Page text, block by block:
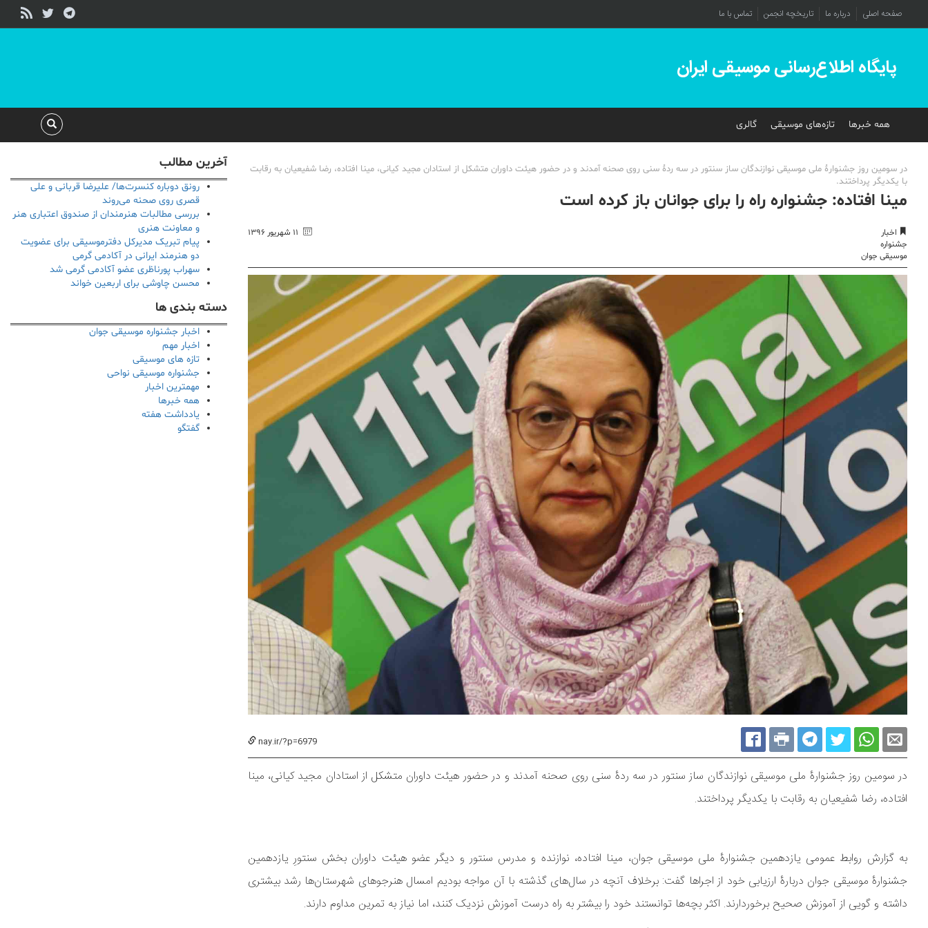
صفحه اصلی درباره ما تاریخچه انجمن تماس با ما
پایگاه اطلاع‌رسانی موسیقی ایران
همه خبرها تازه‌های موسیقی گالری
در سومین روز جشنوارۀ ملی موسیقی نوازندگان ساز سنتور در سه ردۀ سنی روی صحنه آمدند و در حضور هیئت داوران متشکل از استادان مجید کیانی، مینا افتاده، رضا شفیعیان به رقابت
با یکدیگر پرداختند.
مینا افتاده: جشنواره راه را برای جوانان باز کرده است
اخبار
جشنواره
موسیقی جوان
۱۱ شهریور ۱۳۹۶
nay.ir/?p=6979
در سومین روز جشنوارۀ ملی موسیقی نوازندگان ساز سنتور در سه ردۀ سنی روی صحنه آمدند و در حضور هیئت داوران متشکل از استادان مجید کیانی، مینا
افتاده، رضا شفیعیان به رقابت با یکدیگر پرداختند.
به گزارش روابط عمومی یازدهمین جشنوارۀ ملی موسیقی جوان، مینا افتاده، نوازنده و مدرس سنتور و دیگر عضو هیئت داوران بخش سنتورِ یازدهمین
جشنوارۀ موسیقی جوان دربارۀ ارزیابی خود از اجراها گفت: برخلاف آنچه در سال‌های گذشته با آن مواجه بودیم امسال هنرجوهای شهرستان‌ها رشد بیشتری
داشته و گویی از آموزش صحیح برخوردارند. اکثر بچه‌ها توانستند خود را بیشتر به راه درست آموزش نزدیک کنند، اما نیاز به تمرین مداوم دارند.
آخرین مطالب
رونق دوباره کنسرت‌ها/ علیرضا قربانی و علی
قصری روی صحنه می‌روند
بررسی مطالبات هنرمندان از صندوق اعتباری هنر
و معاونت هنری
پیام تبریک مدیرکل دفترموسیقی برای عضویت
دو هنرمند ایرانی در آکادمی گرمی
سهراب پورناظری عضو آکادمی گرمی شد
محسن چاوشی برای اربعین خواند
دسته بندی ها
اخبار جشنواره موسیقی جوان
اخبار مهم
تازه های موسیقی
جشنواره موسیقی نواحی
مهمترین اخبار
همه خبرها
یادداشت هفته
گفتگو